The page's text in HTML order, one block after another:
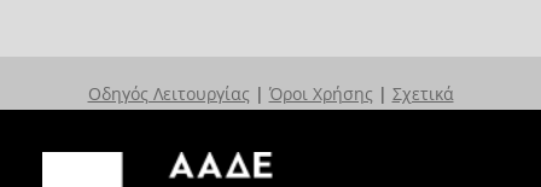
Οδηγός Λειτουργίας | Όροι Χρήσης | Σχετικά